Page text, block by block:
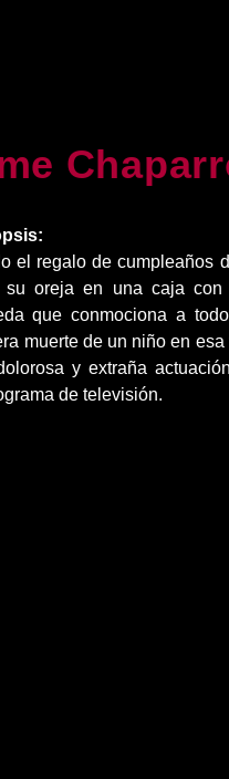
el regalo de cumpleaños
oreja en una caja con
que conmociona a
muerte de un niño en esa
y extraña
de televisión.